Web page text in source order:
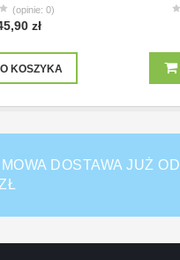
(opinie: 0)
zł
KOSZYKA
DOSTAWA JUŻ OD